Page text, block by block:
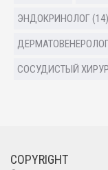
ЭНДОКРИНОЛОГ (14)
СОСУДИСТЫЙ
COPYRIGHT